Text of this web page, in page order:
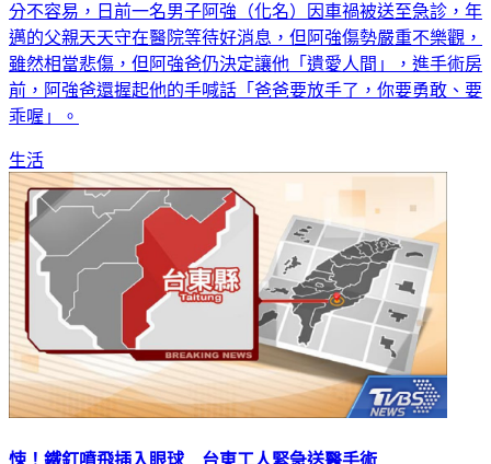
分不容易，日前一名男子阿強（化名）因車禍被送至急診，年
邁的父親天天守在醫院等待好消息，但阿強傷勢嚴重不樂觀，
雖然相當悲傷，但阿強爸仍決定讓他「遺愛人間」，進手術房
前，阿強爸還握起他的手喊話「爸爸要放手了，你要勇敢、要
乖喔」。
生活
悚！鐵釘噴飛插入眼球 台東工人緊急送醫手術